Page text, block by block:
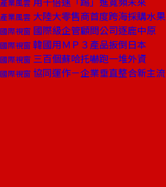
產業風雲
產業風雲 大陸大零售商首度跨海採購水果
國際視窗 國際級企管顧問公司逐鹿中原
國際視窗 韓國用ＭＰ３產品扳倒日本
國際視窗 三百個蘇哈托嚇跑一堆外資
國際視窗 協同運作－企業垂直整合新主流